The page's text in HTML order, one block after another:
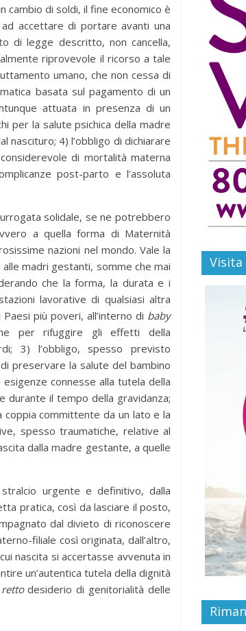
di soldi, il fine economico è
accettare di portare avanti una
di legge descritto, non cancella,
riprovevole il ricorso a tale
umano, che non cessa di
basata sul pagamento di un
attuata in presenza di un
per la salute psichica della madre
4) l’obbligo di dichiarare
di mortalità materna
post-parto e l’assoluta
solidale, se ne potrebbero
a quella forma di Maternità
nazioni nel mondo. Vale la
madri gestanti, somme che mai
che la forma, la durata e i
lavorative di qualsiasi altra
più poveri, all’interno di baby
per rifuggire gli effetti della
3) l’obbligo, spesso previsto
preservare la salute del bambino
connesse alla tutela della
durante il tempo della gravidanza;
committente da un lato e la
spesso traumatiche, relative al
dalla madre gestante, a quelle
urgente e definitivo, dalla
pratica, così da lasciare il posto,
dal divieto di riconoscere
filiale così originata, dall’altro,
nascita si accertasse avvenuta in
un’autentica tutela della dignità
rettodesiderio di genitorialità delle